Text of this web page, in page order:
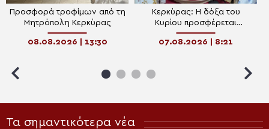
Προσφορά τροφίμων από τη
Μητρόπολη Κερκύρας
08.08.2026 | 13:30
Κερκύρας: Η δόξα του
Κυρίου προσφέρεται
καθημερινά μέσα από το
υπέρτατο Μυστήριο της
07.08.2026 | 8:21
Τα σημαντικότερα νέα